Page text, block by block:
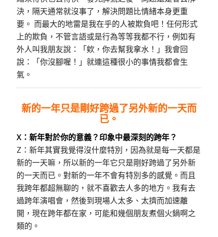
決，隔天通常就沒事了，解決問題比情緒本身更重
要。 而最大的地雷是我在乎的人被欺負吧！任何形式
上的欺負，不管言語或是行為等等我都不行，例如有
外人叫我朋友說：「欸，你去幫我拿水！」我會回
說：「你沒腳喔！」就連這種很小的事情我都會生
氣。
新的一年只是剛好跨過了另外新的一天而
已。
X：新年對於你的意義？印象中最深刻的跨年？
Z：新年其實我覺得沒什麼特別，因為就是每一天都是
新的一天嘛，所以新的一年它只是剛好跨過了另外新
的一天而已。對新的一年不會有特別多的感覺。而且
我跨年都超無聊的，就不喜歡去人多的地方。我有去
過跨年演唱會，然後到現場人太多、太擠而加速離
開，現在跨年都在家，可能和幾個朋友煮個火鍋啊之
類的。